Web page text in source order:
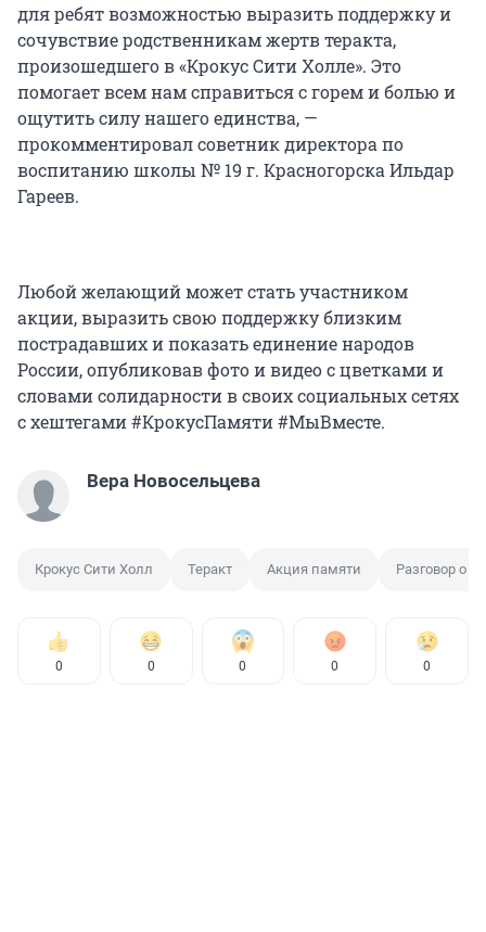
для ребят возможностью выразить поддержку и
сочувствие родственникам жертв теракта,
произошедшего в «Крокус Сити Холле». Это
помогает всем нам справиться с горем и болью и
ощутить силу нашего единства, —
прокомментировал советник директора по
воспитанию школы № 19 г. Красногорска Ильдар
Гареев.
Любой желающий может стать участником
акции, выразить свою поддержку близким
пострадавших и показать единение народов
России, опубликовав фото и видео с цветками и
словами солидарности в своих социальных сетях
с хештегами #КрокусПамяти #МыВместе.
Вера Новосельцева
Крокус Сити Холл Теракт Акция памяти Разговор о
0 0 0 0 0